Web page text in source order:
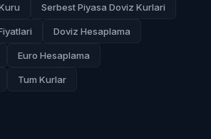
Serbest Piyasa Doviz Kurlari
Doviz Hesaplama
Euro Hesaplama
Tum Kurlar